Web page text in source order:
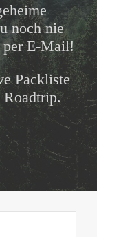
noch nie
per E-Mail!
Packliste
Roadtrip.